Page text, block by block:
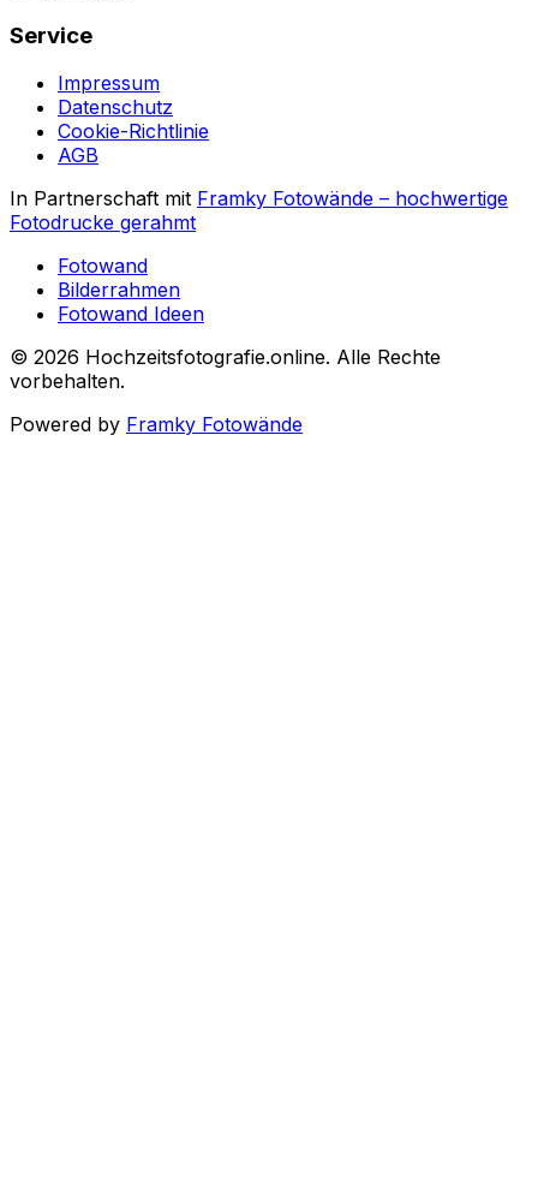
Service
Impressum
Datenschutz
Cookie-Richtlinie
AGB
In Partnerschaft mit Framky Fotowände – hochwertige
Fotodrucke gerahmt
Fotowand
Bilderrahmen
Fotowand Ideen
© 2026 Hochzeitsfotografie.online. Alle Rechte
vorbehalten.
Powered by Framky Fotowände